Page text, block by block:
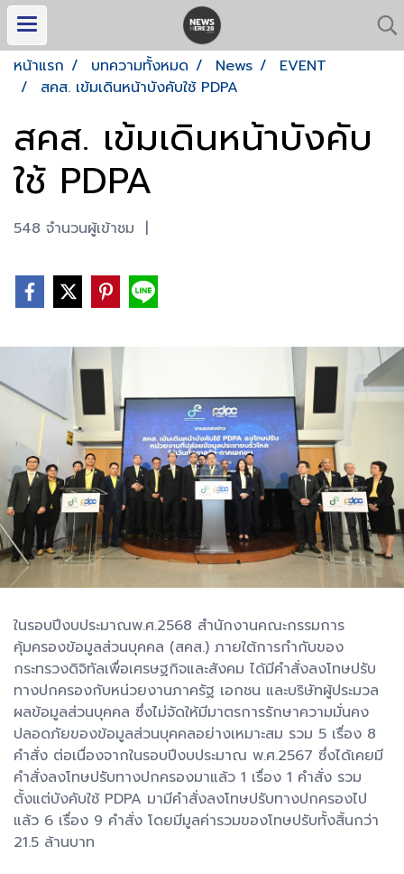
หน้าแรก บทความทั้งหมด News
EVENT
สคส. เข้มเดินหน้าบังคับใช้ PDPA
สคส. เข้มเดินหน้าบังคับ
ใช้ PDPA
548 จำนวนผู้เข้าชม |
ในรอบปีงบประมาณพ.ศ.2568 สำนักงานคณะกรรมการ
คุ้มครองข้อมูลส่วนบุคคล (สคส.) ภายใต้การกำกับของ
กระทรวงดิจิทัลเพื่อเศรษฐกิจและสังคม ได้มีคำสั่งลงโทษปรับ
ทางปกครองกับหน่วยงานภาครัฐ เอกชน และบริษัทผู้ประมวล
ผลข้อมูลส่วนบุคคล ซึ่งไม่จัดให้มีมาตรการรักษาความมั่นคง
ปลอดภัยของข้อมูลส่วนบุคคลอย่างเหมาะสม รวม 5 เรื่อง 8
คำสั่ง ต่อเนื่องจากในรอบปีงบประมาณ พ.ศ.2567 ซึ่งได้เคยมี
คำสั่งลงโทษปรับทางปกครองมาแล้ว 1 เรื่อง 1 คำสั่ง รวม
ตั้งแต่บังคับใช้ PDPA มามีคำสั่งลงโทษปรับทางปกครองไป
แล้ว 6 เรื่อง 9 คำสั่ง โดยมีมูลค่ารวมของโทษปรับทั้งสิ้นกว่า
21.5 ล้านบาท